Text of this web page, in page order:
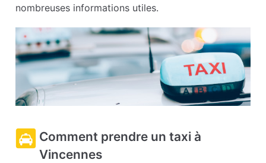
nombreuses informations utiles.
Comment prendre un taxi à
Vincennes